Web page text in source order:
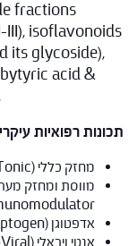
fractions
isoflavonoids
its glycoside),
acid &
תכונות רפואיות
מחזק כללי (Tonic).
אדפטוגן (Adaptogen).
אנטי ויראלי (Anti-Viral).